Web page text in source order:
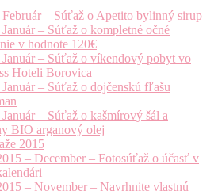
Február – Súťaž o Apetito bylinný sirup
– Súťaž o kompletné očné
v hodnote 120€
Január – Súťaž o víkendový pobyt vo
Hoteli Borovica
Január – Súťaž o dojčenskú fľašu
– Súťaž o kašmírový šál a
BIO arganový olej
2015
– December – Fotosúťaž o účasť v
– November – Navrhnite vlastnú